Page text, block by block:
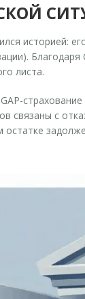
историей:
листа.
связаны с